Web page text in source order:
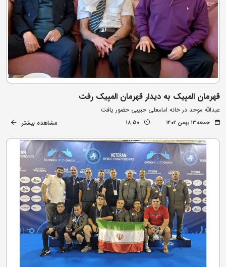
قهرمان المپیک به دیدار قهرمان المپیک رفت
عبدالله موحد در خانه امامعلی حبیبی حضور یافت
جمعه ۱۳ بهمن ۱۴۰۲ 18:50 مشاهده بیشتر